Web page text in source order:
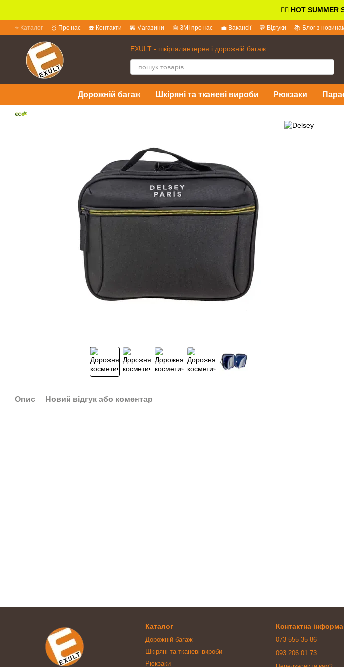
👉🏻 HOT SUMMER
⭐ Каталог 🥇 Про нас ☎️ Контакти 🏪 Магазини 📰 ЗМІ про нас 💼 Вакансії 💬 Відгуки 📚 Блог з
EXULT - шкіргалантерея і дорожній багаж
Дорожній багаж Шкіряні та тканеві вироби Рюкзаки
Опис Новий відгук або коментар
Каталог
Дорожній багаж
Шкіряні та тканеві вироби
Рюкзаки
Контактна
073 555 35 86
093 206 01 73